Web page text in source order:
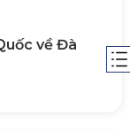
về Đà